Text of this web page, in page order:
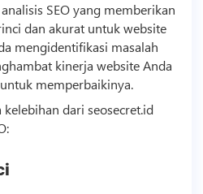
SEO yang memberikan
dan akurat untuk website
mengidentifikasi masalah
kinerja website Anda
memperbaikinya.
dari seosecret.id